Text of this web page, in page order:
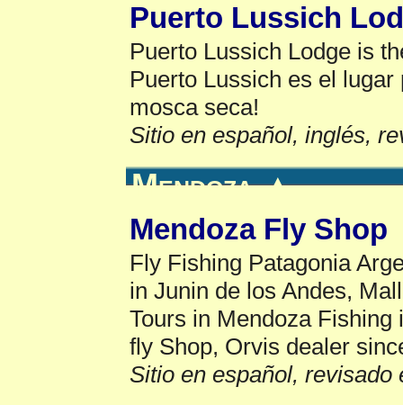
Puerto Lussich
Puerto Lussich Lodge is
Puerto Lussich es el
mosca seca!
Sitio en español, inglés,
Mendoza▲
Mendoza Fly Shop
Fly Fishing Patagonia
in Junin de los Andes,
Tours in Mendoza
fly Shop, Orvis dealer
Sitio en español, revisado